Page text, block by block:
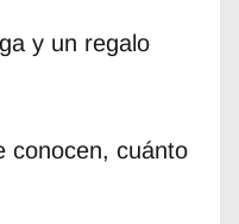
y un regalo
conocen, cuánto